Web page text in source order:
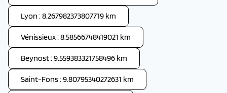
Lyon : 8.267982373807719 km
Vénissieux : 8.58566748419021 km
Beynost : 9.559383321758496 km
Saint-Fons : 9.80795340272631 km